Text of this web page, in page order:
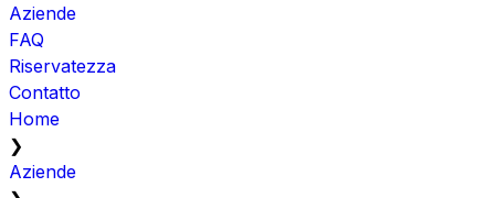
Aziende
FAQ
Riservatezza
Contatto
Home
❯
Aziende